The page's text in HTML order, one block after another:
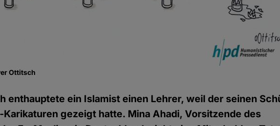
Ottitsch
enthauptete ein Islamist einen Lehrer, weil der seinen
Karikaturen gezeigt hatte. Mina Ahadi, Vorsitzende des